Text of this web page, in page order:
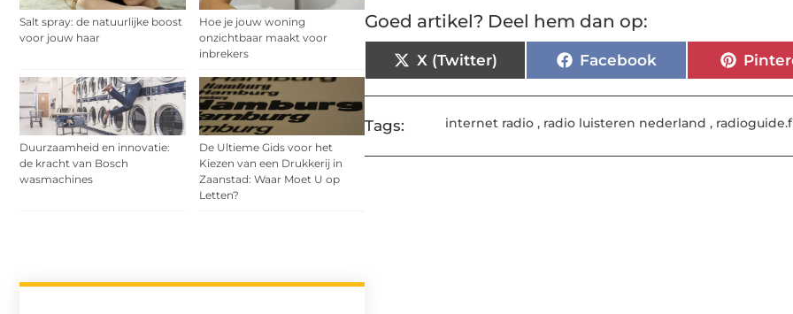
Salt spray: de natuurlijke boost
voor jouw haar
Hoe je jouw woning
onzichtbaar maakt voor
inbrekers
Duurzaamheid en innovatie:
de kracht van Bosch
wasmachines
De Ultieme Gids voor het
Kiezen van een Drukkerij in
Zaanstad: Waar Moet U op
Letten?
Goed artikel? Deel hem dan op:
X (Twitter) Facebook
Tags: internet radio , radio luisteren nederland ,